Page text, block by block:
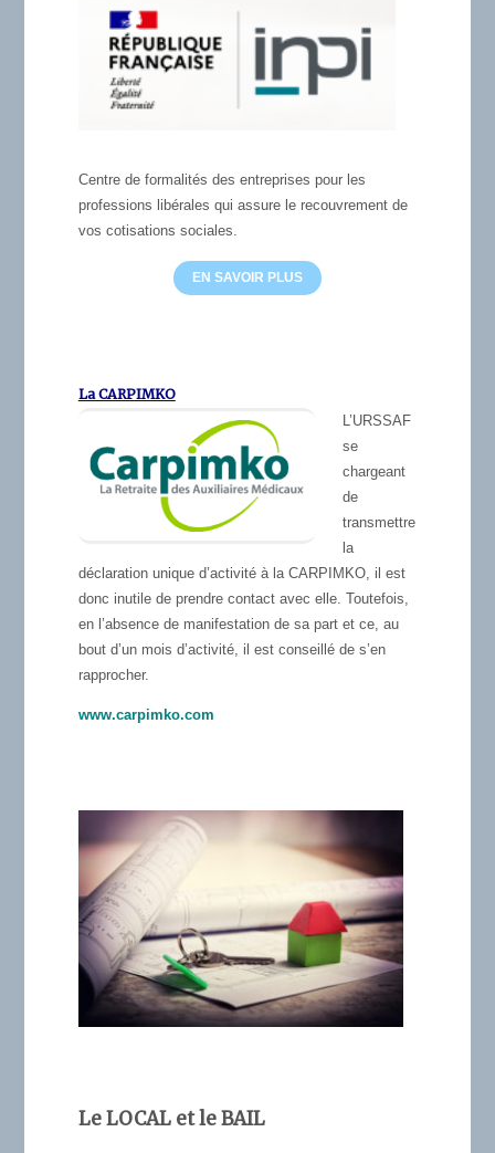
Centre de formalités des entreprises pour les
professions libérales qui assure le recouvrement de
vos cotisations sociales.
EN SAVOIR PLUS
La CARPIMKO
L’URSSAF
se
chargeant
de
transmettre
la
déclaration unique d’activité à la CARPIMKO, il est
donc inutile de prendre contact avec elle. Toutefois,
en l’absence de manifestation de sa part et ce, au
bout d’un mois d’activité, il est conseillé de s’en
rapprocher.
www.carpimko.com
Le LOCAL et le BAIL